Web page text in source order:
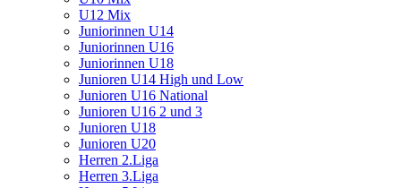
U12 Mix
Juniorinnen U14
Juniorinnen U16
Juniorinnen U18
Junioren U14 High und Low
Junioren U16 National
Junioren U16 2 und 3
Junioren U18
Junioren U20
Herren 2.Liga
Herren 3.Liga